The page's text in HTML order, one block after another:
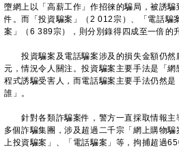
墮網上以「高薪工作」作招徠的騙局，被誘
件。而「投資騙案」（2 012宗）、「電話騙
案」（6 389宗），則分別錄得四成至一倍的
投資騙案及電話騙案涉及的損失金額仍然
元，情況令人關注。投資騙案主要手法是「
程式誘騙受害人，而電話騙案主要手法仍然
誰」。
針對各類詐騙案件，警方一直採取情報主
多個詐騙集團，涉及超過二千宗「網上購物
上投資騙案」、「電話騙案」等，拘捕超過